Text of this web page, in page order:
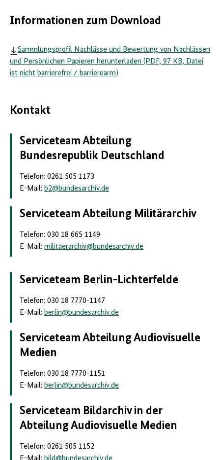
Informationen zum Download
Sammlungsprofil Nachlässe und Bewertung von Nachlässen
und Persönlichen Papieren herunterladen (PDF, 97 KB, Datei
ist nicht barrierefrei ⁄ barrierearm)
Kontakt
Serviceteam Abteilung
Bundesrepublik Deutschland
Telefon: 0261 505 1173
E-Mail: b2@bundesarchiv.de
Serviceteam Abteilung Militärarchiv
Telefon: 030 18 665 1149
E-Mail: militaerarchiv@bundesarchiv.de
Serviceteam Berlin-Lichterfelde
Telefon: 030 18 7770-1147
E-Mail: berlin@bundesarchiv.de
Serviceteam Abteilung Audiovisuelle
Medien
Telefon: 030 18 7770-1151
E-Mail: berlin@bundesarchiv.de
Serviceteam Bildarchivin der
Abteilung Audiovisuelle Medien
Telefon: 0261 505 1152
E-Mail: bild@bundesarchiv.de